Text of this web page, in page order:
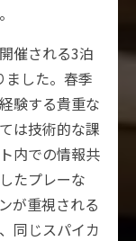
催される3泊
ました。春季
験する貴重な
は技術的な課
内での情報共
たプレーな
が重視される
同じスパイカ